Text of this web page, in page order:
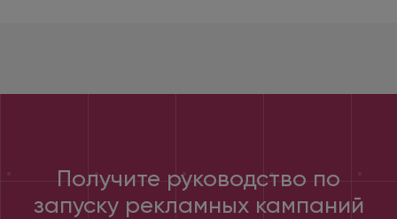
Получите руководство по
запуску рекламных кампаний